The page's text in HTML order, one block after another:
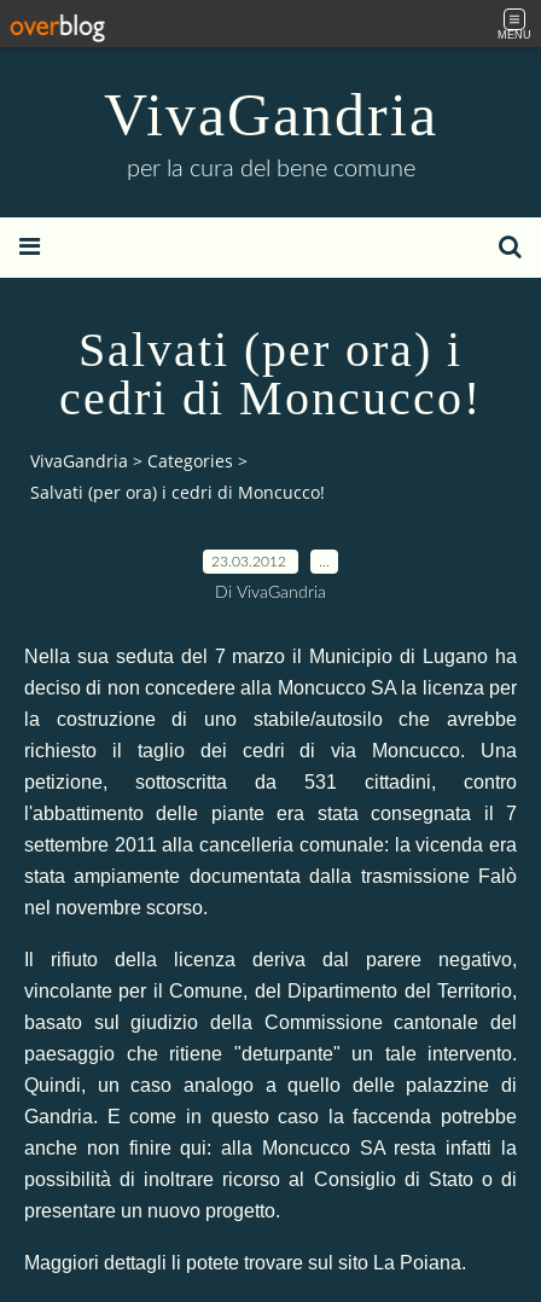
MENU
VivaGandria
per la cura del bene comune
Salvati (per ora) i
cedri di Moncucco!
VivaGandria > Categories >
Salvati (per ora) i cedri di Moncucco!
23.03.2012
Di VivaGandria
Nella sua seduta del 7 marzo il Municipio di Lugano ha
deciso di non concedere alla Moncucco SA la licenza per
la costruzione di uno stabile/autosilo che avrebbe
richiesto il taglio dei cedri di via Moncucco. Una
petizione, sottoscritta da 531 cittadini, contro
l'abbattimento delle piante era stata consegnata il 7
settembre 2011 alla cancelleria comunale: la vicenda era
stata ampiamente documentata dal la trasmissione Falò
nel novembre scorso.
Il rifiuto della licenza deriva dal parere negativo,
vincolante per il Comune, del Dipartimento del Territorio,
basato sul giudizio della Commissione cantonale del
paesaggio che ritiene "deturpante" un tale intervento.
Quindi, un caso analogo a quello delle palazzine di
Gandria. E come in questo caso la faccenda potrebbe
anche non finire qui: alla Moncucco SA resta infatti la
possibilità di inoltrare ricorso al Consiglio di Stato o di
presentare un nuovo progetto.
Maggiori dettagli li potete trovare sul sito La Poiana.